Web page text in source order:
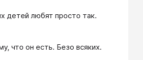
детей любят просто так.
что он есть. Безо всяких.